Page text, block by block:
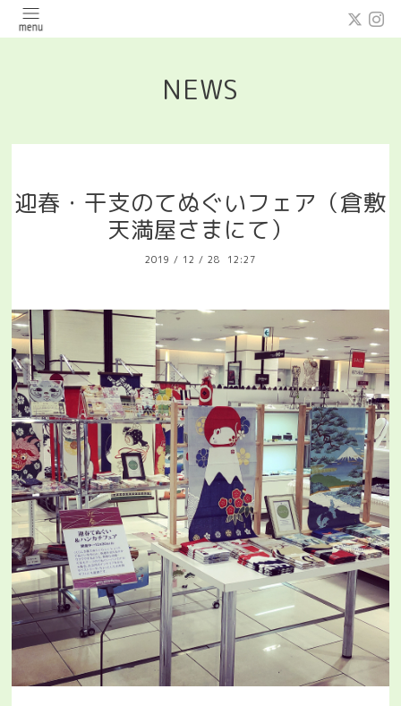
NEWS
迎春・干支のてぬぐいフェア（倉敷
天満屋さまにて）
2019 / 12 / 28 12:27